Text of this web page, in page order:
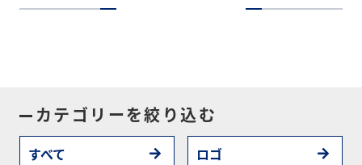
カテゴリーを絞り込む
すべて ロゴ